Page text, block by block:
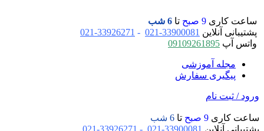
ساعت کاری 9 صبح تا 6 شب
پشتیبانی آنلاین 33900081-021
-
33926271-021
واتس آپ 09109261895
مجله آموزشی
پیگیری سفارش
ورود / ثبت نام
ساعت کاری 9 صبح تا 6 شب
پشتیبانی آنلاین 33900081-021
-
33926271-021